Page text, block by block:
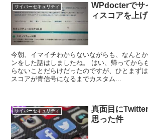
サイバーセキュリティ
WPdocterでサ
ィスコアを上
今朝、イマイチわからないながらも、なんと
ンをした話はしましたね。 はい、帰ってから
らないことだらけだったのですが、ひとまず
スコアが青信号になるまでカスタム...
サイバーセキュリティ
真面目に
思った件